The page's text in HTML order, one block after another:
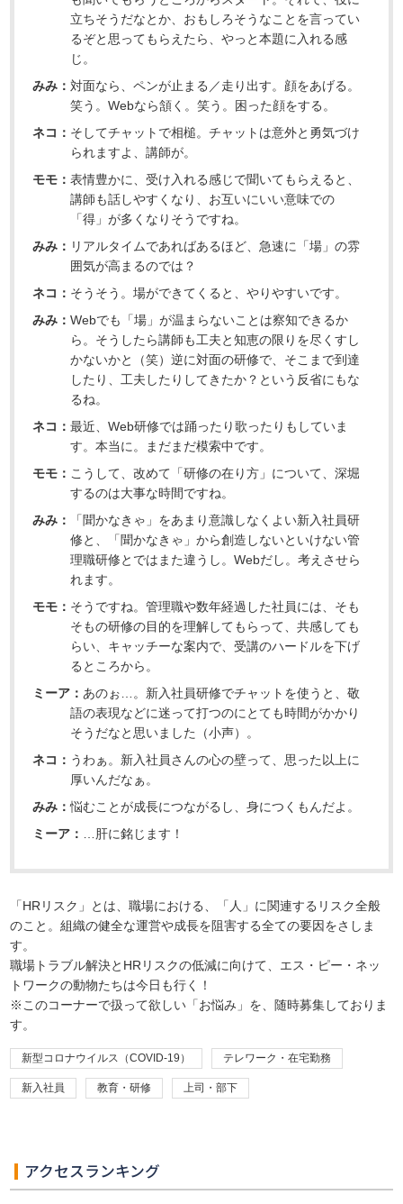
立ちそうだなとか、おもしろそうなことを言ってい
るぞと思ってもらえたら、やっと本題に入れる感
じ。
みみ：対面なら、ペンが止まる／走り出す。顔をあげる。
笑う。Webなら頷く。笑う。困った顔をする。
ネコ： そしてチャットで相槌。チャットは意外と勇気づけ
られますよ、講師が。
モモ：表情豊かに、受け入れる感じで聞いてもらえると、
講師も話しやすくなり、お互いにいい意味での
「得」が多くなりそうですね。
みみ： リアルタイムであればあるほど、急速に「場」の雰
囲気が高まるのでは？
ネコ： そうそう。場ができてくると、やりやすいです。
みみ：Webでも「場」が温まらないことは察知できるか
ら。そうしたら講師も工夫と知恵の限りを尽くすし
かないかと（笑）逆に対面の研修で、そこまで到達
したり、工夫したりしてきたか？という反省にもな
るね。
ネコ：最近、Web研修では踊ったり歌ったりもしていま
す。本当に。まだまだ模索中です。
モモ： こうして、改めて「研修の在り方」について、深堀
するのは大事な時間ですね。
みみ：
「聞かなきゃ」をあまり意識しなくよい新入社員研
修と、「聞かなきゃ」から創造しないといけない管
理職研修とではまた違うし。Webだし。考えさせら
れます。
モモ： そうですね。管理職や数年経過した社員には、そも
そもの研修の目的を理解してもらって、共感しても
らい、キャッチーな案内で、受講のハードルを下げ
るところから。
ミーア： あのぉ…。新入社員研修でチャットを使うと、敬
語の表現などに迷って打つのにとても時間がかかり
そうだなと思いました（小声）。
ネコ： うわぁ。新入社員さんの心の壁って、思った以上に
厚いんだなぁ。
みみ：悩むことが成長につながるし、身につくもんだよ。
ミーア：
…肝に銘じます！
「HRリスク」とは、職場における、「人」に関連するリスク全般
のこと。組織の健全な運営や成長を阻害する全ての要因をさしま
す。
職場トラブル解決とHRリスクの低減に向けて、エス・ピー・ネッ
トワークの動物たちは今日も行く！
※このコーナーで扱って欲しい「お悩み」を、随時募集しておりま
す。
新型コロナウイルス（COVID-19） テレワーク・在宅勤務
新入社員 教育・研修 上司・部下
アクセスランキング